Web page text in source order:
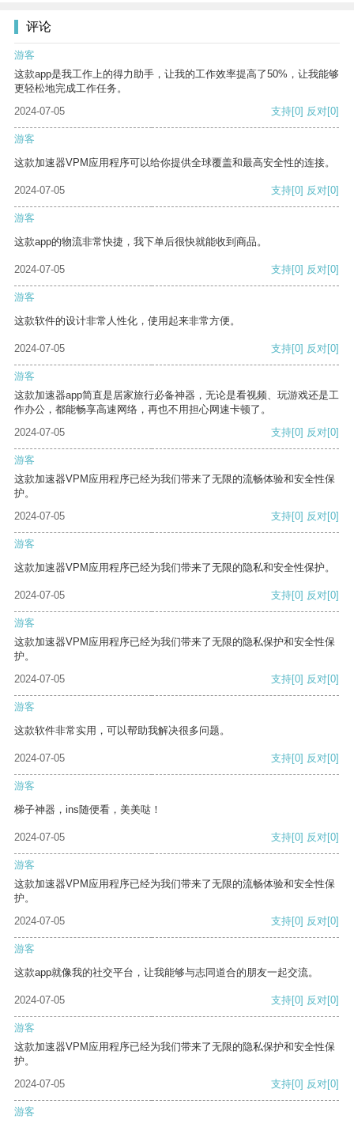
评论
游客
这款app是我工作上的得力助手，让我的工作效率提高了50%，让我能够
更轻松地完成工作任务。
2024-07-05
支持[0] 反对[0]
游客
这款加速器VPM应用程序可以给你提供全球覆盖和最高安全性的连接。
2024-07-05 支持[0] 反对[0]
游客
这款app的物流非常快捷，我下单后很快就能收到商品。
2024-07-05 支持[0] 反对[0]
游客
这款软件的设计非常人性化，使用起来非常方便。
2024-07-05 支持[0] 反对[0]
游客
这款加速器app简直是居家旅行必备神器，无论是看视频、玩游戏还是工
作办公，都能畅享高速网络，再也不用担心网速卡顿了。
2024-07-05
支持[0] 反对[0]
游客
这款加速器VPM应用程序已经为我们带来了无限的流畅体验和安全性保
护。
2024-07-05
支持[0] 反对[0]
游客
这款加速器VPM应用程序已经为我们带来了无限的隐私和安全性保护。
2024-07-05 支持[0] 反对[0]
游客
这款加速器VPM应用程序已经为我们带来了无限的隐私保护和安全性保
护。
2024-07-05
支持[0] 反对[0]
游客
这款软件非常实用，可以帮助我解决很多问题。
2024-07-05 支持[0] 反对[0]
游客
梯子神器，ins随便看，美美哒！
2024-07-05 支持[0] 反对[0]
游客
这款加速器VPM应用程序已经为我们带来了无限的流畅体验和安全性保
护。
2024-07-05
支持[0] 反对[0]
游客
这款app就像我的社交平台，让我能够与志同道合的朋友一起交流。
2024-07-05 支持[0] 反对[0]
游客
这款加速器VPM应用程序已经为我们带来了无限的隐私保护和安全性保
护。
2024-07-05
支持[0] 反对[0]
游客